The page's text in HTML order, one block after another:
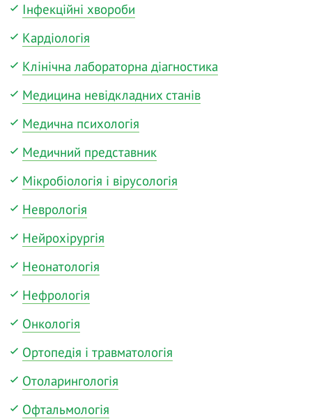
Інфекційні хвороби
Кардіологія
Клінічна лабораторна діагностика
Медицина невідкладних станів
Медична психологія
Медичний представник
Мікробіологія і вірусологія
Неврологія
Нейрохірургія
Неонатологія
Нефрологія
Онкологія
Ортопедія і травматологія
Отоларингологія
Офтальмологія